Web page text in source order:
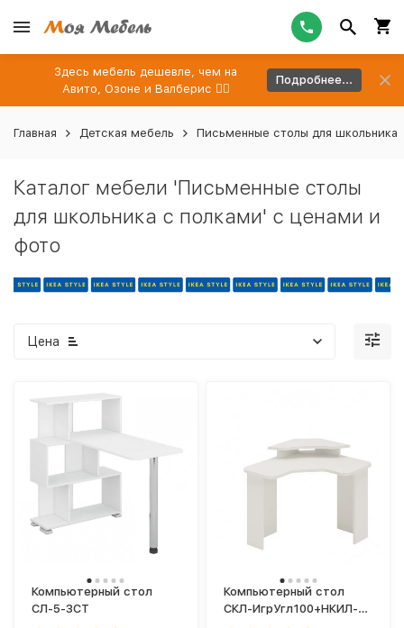
Здесь мебель дешевле, чем на
Авито, Озоне и Валберис 👉🏻
Подробнее...
Главная Детская мебель Письменные столы для школьника
Каталог мебели 'Письменные столы
для школьника с полками' с ценами и
фото
Цена
Компьютерный стол
СЛ-5-3СТ
Компьютерный стол
СКЛ-ИгрУгл100+НКИЛ-